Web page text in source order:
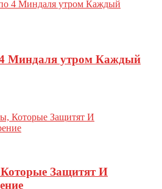
Миндаля утром Каждый
Защитят И